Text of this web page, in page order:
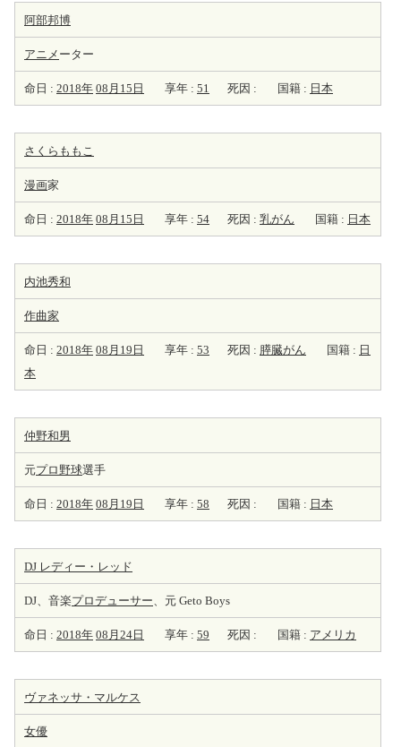
阿部邦博
アニメ ーター
命日 : 2018年 08月15日 享年 : 51 死因 : 国籍 : 日本
さくらももこ
漫画家
命日 : 2018年 08月15日 享年 : 54 死因 : 乳がん 国籍 : 日本
内池秀和
作曲家
命日 : 2018年 08月19日 享年 : 53 死因 : 膵臓がん 国籍 : 日
本
仲野和男
元プロ野球選手
命日 : 2018年 08月19日 享年 : 58 死因 : 国籍 : 日本
DJ レディー・レッド
DJ、音楽プロデューサー、元 Geto Boys
命日 : 2018年 08月24日 享年 : 59 死因 : 国籍 : アメリカ
ヴァネッサ・マルケス
女優